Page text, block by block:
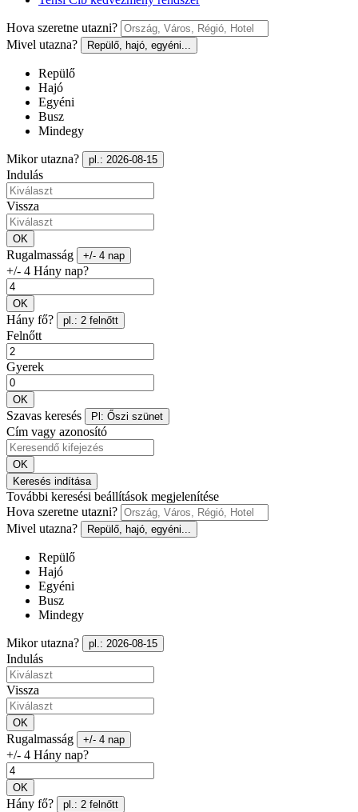
Hova szeretne utazni?
Mivel utazna?
Repülő, hajó, egyéni...
Repülő
Hajó
Egyéni
Busz
Mindegy
Mikor utazna? pl.: 2026-08-15
Indulás
Vissza
OK
Rugalmasság +/- 4 nap
+/- 4 Hány nap?
OK
Hány fő? pl.: 2 felnőtt
Felnőtt
Gyerek
OK
Szavas keresés Pl: Őszi szünet
Cím vagy azonosító
OK
Keresés indítása
További keresési beállítások megjelenítése
Hova szeretne utazni?
Mivel utazna?
Repülő, hajó, egyéni...
Repülő
Hajó
Egyéni
Busz
Mindegy
Mikor utazna? pl.: 2026-08-15
Indulás
Vissza
OK
Rugalmasság +/- 4 nap
+/- 4 Hány nap?
OK
Hány fő? pl.: 2 felnőtt